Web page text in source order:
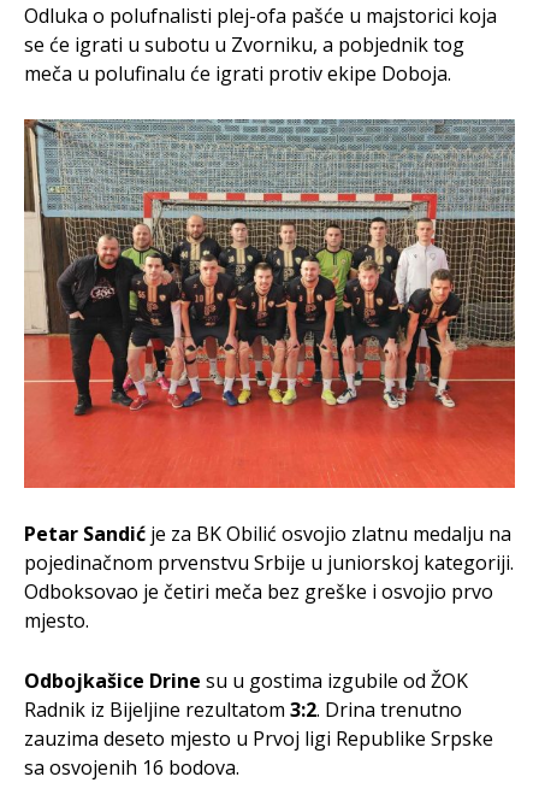
Odluka o polufnalisti plej-ofa pašće u majstorici koja
se će igrati u subotu u Zvorniku, a pobjednik tog
meča u polufinalu će igrati protiv ekipe Doboja.
Petar Sandić je za BK Obilić osvojio zlatnu medalju na
pojedinačnom prvenstvu Srbije u juniorskoj kategoriji.
Odboksovao je četiri meča bez greške i osvojio prvo
mjesto.
Odbojkašice Drine su u gostima izgubile od ŽOK
Radnik iz Bijeljine rezultatom 3:2. Drina trenutno
zauzima deseto mjesto u Prvoj ligi Republike Srpske
sa osvojenih 16 bodova.